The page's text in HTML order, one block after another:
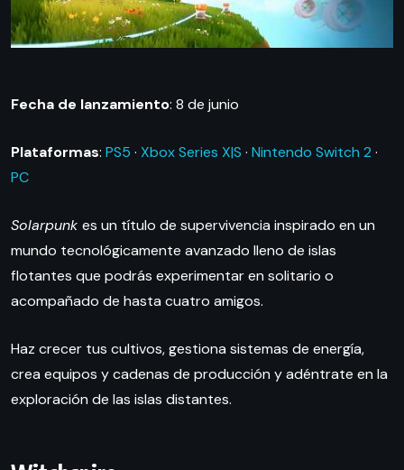
Fecha de lanzamiento: 8 de junio
Plataformas: PS5 · Xbox Series X|S · Nintendo Switch 2 ·
PC
Solarpunk es un título de supervivencia inspirado en un
mundo tecnológicamente avanzado lleno de islas
flotantes que podrás experimentar en solitario o
acompañado de hasta cuatro amigos.
Haz crecer tus cultivos, gestiona sistemas de energía,
crea equipos y cadenas de producción y adéntrate en la
exploración de las islas distantes.